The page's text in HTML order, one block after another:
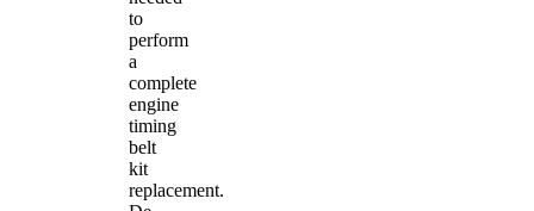
to
perform
a
complete
engine
timing
belt
kit
replacement.